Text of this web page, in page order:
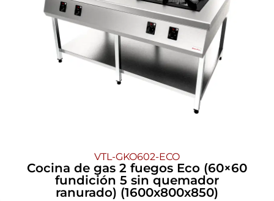
VTL-GKO602-ECO
Cocina de gas 2 fuegos Eco (60×60
fundición 5 sin quemador
ranurado) (1600x800x850)